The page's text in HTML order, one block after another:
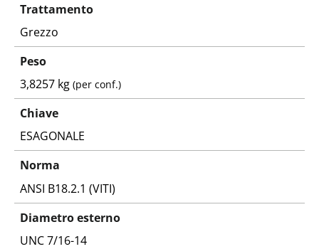
Trattamento
Grezzo
Peso
3,8257 kg(per conf.)
Chiave
ESAGONALE
Norma
ANSI B18.2.1 (VITI)
Diametro esterno
UNC 7/16-14